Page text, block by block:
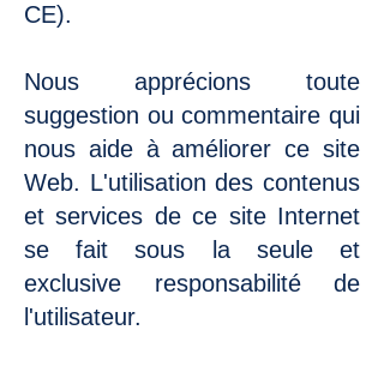
CE).
Nous apprécions toute
suggestion ou commentaire qui
nous aide à améliorer ce site
Web. L'utilisation des contenus
et services de ce site Internet
se fait sous la seule et
exclusive responsabilité de
l'utilisateur.